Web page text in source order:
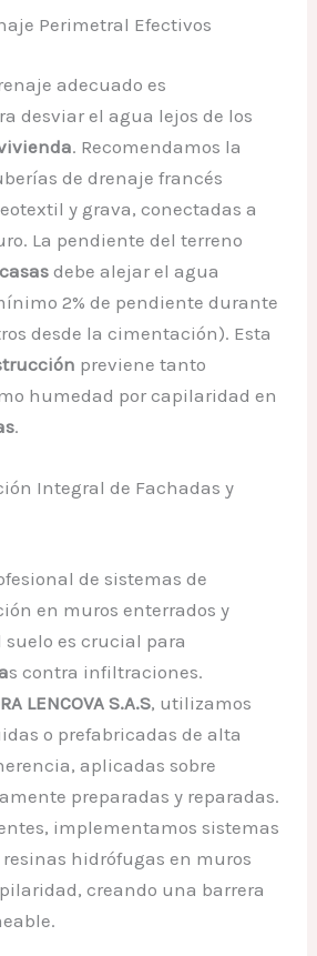
Perimetral Efectivos
adecuado es
desviar el agua lejos de los
. Recomendamos la
de drenaje francés
y grava, conectadas a
La pendiente del terreno
casas debe alejar el agua
2% de pendiente durante
desde la cimentación). Esta
previene tanto
humedad por capilaridad en
.
Integral de Fachadas y
de sistemas de
en muros enterrados y
suelo es crucial para
s contra infiltraciones.
LENCOVA S.A.S, utilizamos
o prefabricadas de alta
aplicadas sobre
preparadas y reparadas.
implementamos sistemas
hidrófugas en muros
creando una barrera